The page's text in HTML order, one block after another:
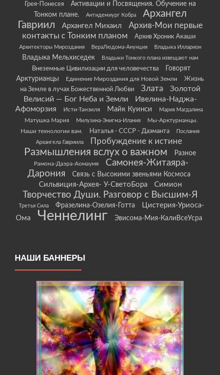
Грея-Понесея
Активации и Посвящения. Обучение на
Тонком плане.
Антидемиург Кобра
Архангел
Гавриил
Архангел Михаил
Архив-Мои первые
контакты с Тонким планом
Архив Хроник Акаши
Архитекторы Мироздания ВераЛюдома-Анунция Владыка Илларион
Владыка Мельхиседек Владыки Тонкого плана извещают нам
Внеземные Цивилизации для человечества
Говорят
Арктурианцы
Единение Мироздания для Новой Земли
Жизнь
на Земле в лучах Божественной Любви
Злата
Золотой
Велисий — Бог Неба и Земли
Ивелина-Наджа-
Афоморзия
Исти-Танзиля Майк Куинси Мария Магдалина
Матушка Мария Милузина-Энигма-Илания
Мы-Арктурианцы.
Наши технологии вам.
Наталья - СССР - Даэманта
Послания
Архангела Гавриила
Пробуждение к истине
Размышления вслух о важном Разное
Рамона-Даэра-Аомаумя
Самонея-Житаяра-
Дарония
Связь с Высокими звеньями Космоса
Сильвиция-Архея- У-СветоБора Симион
Творчество Души. Разговор с Высшим-Я
Третья Сила Фразелина-Озелия-Готта
Цистерия-Уриоса-
Ома
Ченнелинг Эвисома-Мия-КалиВсеУсра
НАШИ БАННЕРЫ